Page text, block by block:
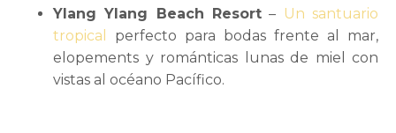
Ylang Ylang Beach Resort – Un santuario
tropical
perfecto para bodas frente al mar,
elopements y románticas lunas de miel con
vistas al océano Pacífico.